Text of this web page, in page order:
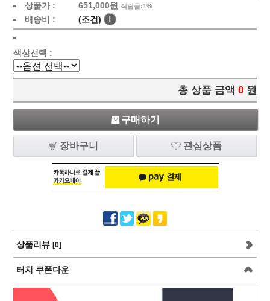
상품가 : 651,000원 적립금:1%
배송비 : (조건) !
색상선택 :
총 상품 금액 0 원
구매하기
장바구니 관심상품
상품리뷰 [0]
터치 쿠폰다운